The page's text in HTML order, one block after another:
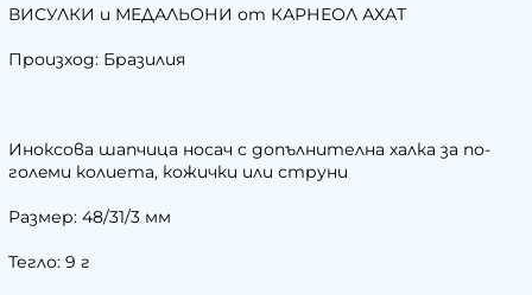
ВИСУЛКИ и МЕДАЛЬОНИ от КАРНЕОЛ АХАТ
Произход: Бразилия
Иноксова шапчица носач с допълнителна халка за по-
голeми колиета, кожички или струни
Размер: 48/31/3 мм
Тегло: 9 г